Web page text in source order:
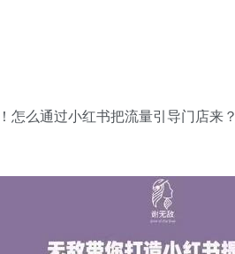
怎么通过小红书把流量引导门店来？